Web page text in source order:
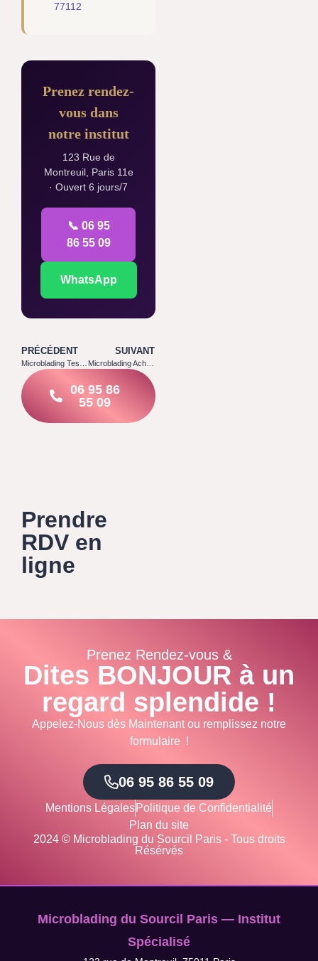
77112
Prenez rendez-
vous dans
notre institut
123 Rue de
Montreuil, Paris 11e
· Ouvert 6 jours/7
📞 06 95
86 55 09
WhatsApp
PRÉCÉDENT SUIVANT
06 95 86
55 09
Prendre
RDV en
ligne
Prenez Rendez-vous &
Dites BONJOUR à un
regard splendide !
Appelez-Nous dès Maintenant ou remplissez notre
formulaire !
06 95 86 55 09
Mentions LégalesPolitique de Confidentialité
Plan du site
2024 © Microblading du Sourcil Paris - Tous droits
Résérvés
Microblading du Sourcil Paris — Institut
Spécialisé